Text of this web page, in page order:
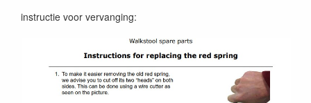
instructie voor vervanging: